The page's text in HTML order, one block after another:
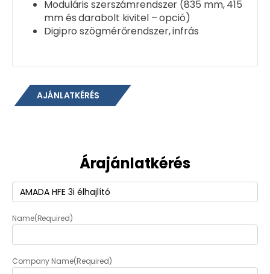
Moduláris szerszámrendszer (835 mm, 415
mm és darabolt kivitel – opció)
Digipro szögmérőrendszer, infrás
AJÁNLATKÉRÉS
Árajánlatkérés
Termék(Required)
Name(Required)
Company Name(Required)